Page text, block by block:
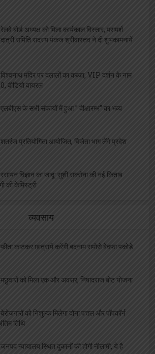
रेलवे बोर्ड अध्यक्ष को मिला कार्यकाल विस्तार, परामर्श
विश्वनाथ मंदिर पर दलालों का कब्ज़ा, VIP दर्शन के नाम
रसायन विज्ञान का जादू: सुशी सक्सेना की नई किताब
बेरोजगारों को निशुल्क मिलेगा दोना पत्तल और पॉपकॉर्न